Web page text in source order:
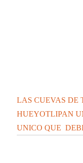
LAS CUEVAS DE
HUEYOTLIPAN
UNICO QUE